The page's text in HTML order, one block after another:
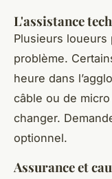
L'assistance
Plusieurs
problème.
heure dans
câble ou de
changer.
optionnel.
Assurance et